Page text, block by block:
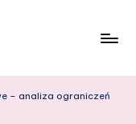
– analiza ograniczeń